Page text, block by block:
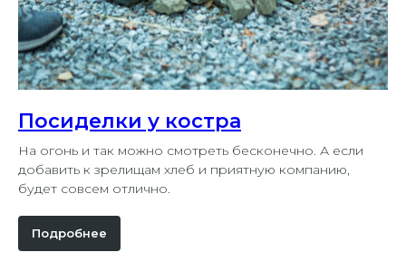
Посиделки у костра
На огонь и так можно смотреть бесконечно. А если
добавить к зрелищам хлеб и приятную компанию,
будет совсем отлично.
Подробнее